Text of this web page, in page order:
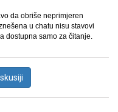
da obriše neprimjeren
u chatu nisu stavovi
dostupna samo za čitanje.